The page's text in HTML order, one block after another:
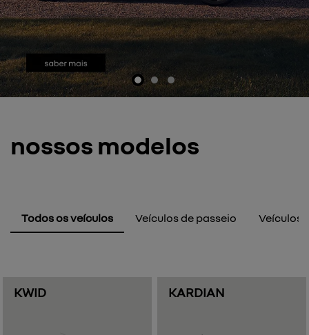
nossos modelos
Todos os veículos Veículos de passeio Veículos
KWID KARDIAN